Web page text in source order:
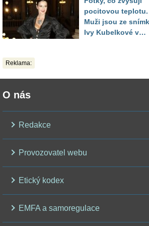
překvapily
pocitovou teplotu.
Muži jsou ze
Ivy Kubelkové v
Reklama:
O nás
Redakce
Provozovatel webu
Etický kodex
EMFA a samoregulace